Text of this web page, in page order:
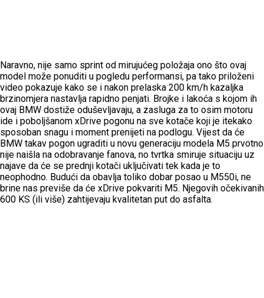
Naravno, nije samo sprint od mirujućeg položaja ono što ovaj
model može ponuditi u pogledu performansi, pa tako priloženi
video pokazuje kako se i nakon prelaska 200 km/h kazaljka
brzinomjera nastavlja rapidno penjati. Brojke i lakoća s kojom ih
ovaj BMW dostiže oduševljavaju, a zasluga za to osim motoru
ide i poboljšanom xDrive pogonu na sve kotače koji je itekako
sposoban snagu i moment prenijeti na podlogu. Vijest da će
BMW takav pogon ugraditi u novu generaciju modela M5 prvotno
nije naišla na odobravanje fanova, no tvrtka smiruje situaciju uz
najave da će se prednji kotači uključivati tek kada je to
neophodno. Budući da obavlja toliko dobar posao u M550i, ne
brine nas previše da će xDrive pokvariti M5. Njegovih očekivanih
600 KS (ili više) zahtijevaju kvalitetan put do asfalta.